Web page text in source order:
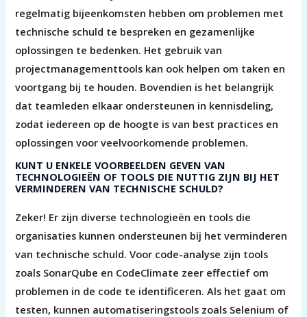
regelmatig bijeenkomsten hebben om problemen met
technische schuld te bespreken en gezamenlijke
oplossingen te bedenken. Het gebruik van
projectmanagementtools kan ook helpen om taken en
voortgang bij te houden. Bovendien is het belangrijk
dat teamleden elkaar ondersteunen in kennisdeling,
zodat iedereen op de hoogte is van best practices en
oplossingen voor veelvoorkomende problemen.
KUNT U ENKELE VOORBEELDEN GEVEN VAN
TECHNOLOGIEËN OF TOOLS DIE NUTTIG ZIJN BIJ HET
VERMINDEREN VAN TECHNISCHE SCHULD?
Zeker! Er zijn diverse technologieën en tools die
organisaties kunnen ondersteunen bij het verminderen
van technische schuld. Voor code-analyse zijn tools
zoals SonarQube en CodeClimate zeer effectief om
problemen in de code te identificeren. Als het gaat om
testen, kunnen automatiseringstools zoals Selenium of